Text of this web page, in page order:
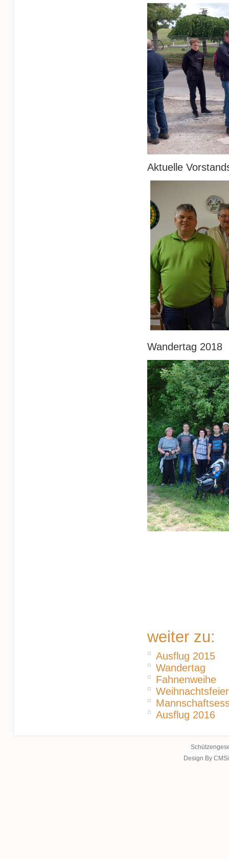
Aktuelle
Wandertag 2018
weiter zu:
Ausflug 2015
Wandertag
Fahnenweihe
Weihnachtsfeier
Ausflug 2016
Design By